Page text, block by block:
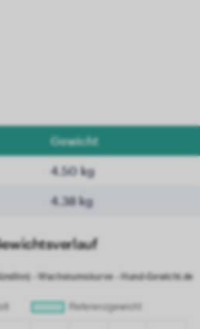
Gewicht
4.50 kg
4.38 kg